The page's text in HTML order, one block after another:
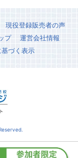
現役登録販売者の声
プ
運営会社情報
づく表示